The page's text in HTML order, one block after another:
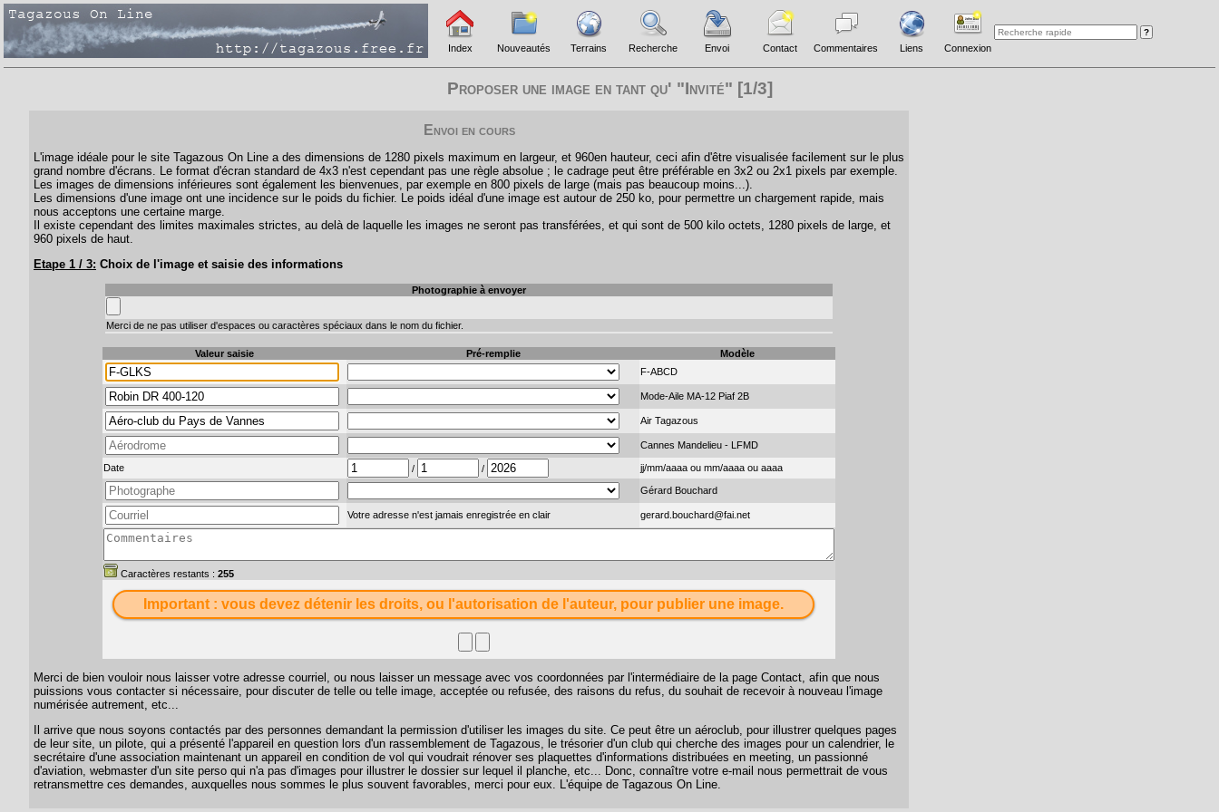
Index Nouveautés Terrains Recherche Envoi Contact Commentaires Liens Connexion
Proposer une image en tant qu' "Invité" [1/3]
Envoi en cours
L'image idéale pour le site Tagazous On Line a des dimensions de 1280 pixels maximum en largeur, et 960en hauteur, ceci afin d'être visualisée facilement sur le plus
grand nombre d'écrans. Le format d'écran standard de 4x3 n'est cependant pas une règle absolue ; le cadrage peut être préférable en 3x2 ou 2x1 pixels par exemple.
Les images de dimensions inférieures sont également les bienvenues, par exemple en 800 pixels de large (mais pas beaucoup moins...).
Les dimensions d'une image ont une incidence sur le poids du fichier. Le poids idéal d'une image est autour de 250 ko, pour permettre un chargement rapide, mais
nous acceptons une certaine marge.
Il existe cependant des limites maximales strictes, au delà de laquelle les images ne seront pas transférées, et qui sont de 500 kilo octets, 1280 pixels de large, et
960 pixels de haut.
Etape 1 / 3: Choix de l'image et saisie des informations
Photographie à envoyer
Merci de ne pas utiliser d'espaces ou caractères spéciaux dans le nom du fichier.
Valeur saisie Pré-remplie
Modèle
F-ABCD
Mode-Aile MA-12 Piaf 2B
Air Tagazous
Cannes Mandelieu - LFMD
Date / / jj/mm/aaaa ou mm/aaaa ou aaaa
Gérard Bouchard
Votre adresse n'est jamais enregistrée en clair gerard.bouchard@fai.net
Caractères restants : 255
Important : vous devez détenir les droits, ou l'autorisation de l'auteur, pour publier une image.
Merci de bien vouloir nous laisser votre adresse courriel, ou nous laisser un message avec vos coordonnées par l'intermédiaire de la page Contact , afin que nous
puissions vous contacter si nécessaire, pour discuter de telle ou telle image, acceptée ou refusée, des raisons du refus, du souhait de recevoir à nouveau l'image
numérisée autrement, etc...
Il arrive que nous soyons contactés par des personnes demandant la permission d'utiliser les images du site. Ce peut être un aéroclub, pour illustrer quelques pages
de leur site, un pilote, qui a présenté l'appareil en question lors d'un rassemblement de Tagazous, le trésorier d'un club qui cherche des images pour un calendrier, le
secrétaire d'une association maintenant un appareil en condition de vol qui voudrait rénover ses plaquettes d'informations distribuées en meeting, un passionné
d'aviation, webmaster d'un site perso qui n'a pas d'images pour illustrer le dossier sur lequel il planche, etc... Donc, connaître votre e-mail nous permettrait de vous
retransmettre ces demandes, auxquelles nous sommes le plus souvent favorables, merci pour eux. L'équipe de Tagazous On Line.